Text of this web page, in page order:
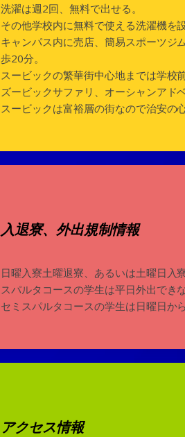
洗濯は週2回、無料で出せる。
その他学校内に無料で使える洗濯機を設
キャンパス内に売店、簡易スポーツジ
歩20分。
スービックの繁華街中心地までは学校
ズービックサファリ、オーシャンアド
スービックは富裕層の街なので治安の
入退寮、外出規制情報
日曜入寮土曜退寮、あるいは土曜日入
スパルタコースの学生は平日外出できな
セミスパルタコースの学生は日曜日か
アクセス情報